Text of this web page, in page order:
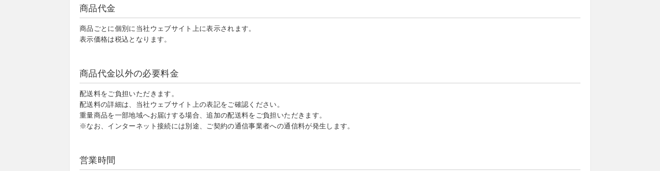
商品代金
商品ごとに個別に当社ウェブサイト上に表示されます。
表示価格は税込となります。
商品代金以外の必要料金
配送料をご負担いただきます。
配送料の詳細は、当社ウェブサイト上の表記をご確認ください。
重量商品を一部地域へお届けする場合、追加の配送料をご負担いただきます。
※なお、インターネット接続には別途、ご契約の通信事業者への通信料が発生します。
営業時間